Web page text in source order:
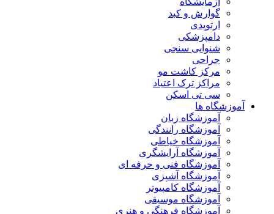
گوارش و کبد
ارتوپدی
دامپزشکی
شنوایی سنجی
جراحی
مرکز کاشت مو
مراکز ترک اعتیاد
سی تی اسکن
آموزشگاه ها
آموزشگاه زبان
آموزشگاه رانندگی
آموزشگاه خیاطی
آموزشگاه آرایشگری
آموزشگاه فنی و حرفه ای
آموزشگاه آشپزی
آموزشگاه کامپیوتر
آموزشگاه موسیقی
آموزشگاه فرهنگی و هنری